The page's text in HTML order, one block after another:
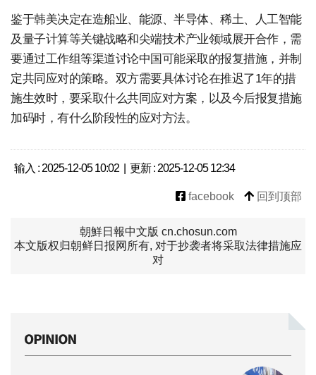
鉴于韩美决定在造船业、能源、半导体、稀土、人工智能
及量子计算等关键战略和尖端技术产业领域展开合作，需
要通过工作组等渠道讨论中国可能采取的报复措施，并制
定共同应对的策略。双方需要具体讨论在推迟了1年的措
施生效时，要采取什么共同应对方案，以及今后报复措施
加码时，有什么阶段性的应对方法。
输入 : 2025-12-05 10:02 | 更新 : 2025-12-05 12:34
facebook 回到顶部
朝鮮日報中文版 cn.chosun.com
本文版权归朝鲜日报网所有, 对于抄袭者将采取法律措施应
对